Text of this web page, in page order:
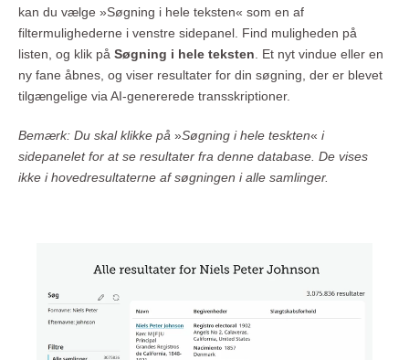
kan du vælge »Søgning i hele teksten« som en af
filtermulighederne i venstre sidepanel. Find muligheden på
listen, og klik på Søgning i hele teksten. Et nyt vindue eller en
ny fane åbnes, og viser resultater for din søgning, der er blevet
tilgængelige via AI-genererede transskriptioner.
Bemærk: Du skal klikke på »Søgning i hele teskten« i
sidepanelet for at se resultater fra denne database. De vises
ikke i hovedresultaterne af søgningen i alle samlinger.